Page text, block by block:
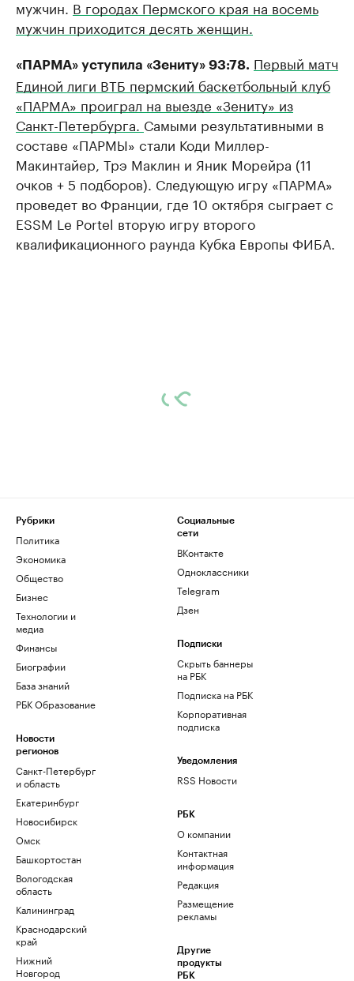
мужчин. В городах Пермского края на восемь
мужчин приходится десять женщин.
«ПАРМА» уступила «Зениту» 93:78. Первый матч
Единой лиги ВТБ пермский баскетбольный клуб
«ПАРМА» проиграл на выезде «Зениту» из
Санкт-Петербурга. Самыми результативными в
составе «ПАРМЫ» стали Коди Миллер-
Макинтайер, Трэ Маклин и Яник Морейра (11
очков + 5 подборов). Следующую игру «ПАРМА»
проведет во Франции, где 10 октября сыграет с
ESSM Le Portel вторую игру второго
квалификационного раунда Кубка Европы ФИБА.
Рубрики
Политика
Экономика
Общество
Бизнес
Технологии и
медиа
Финансы
Биографии
База знаний
РБК Образование
Новости
регионов
Санкт-Петербург
и область
Екатеринбург
Новосибирск
Омск
Башкортостан
Вологодская
область
Калининград
Краснодарский
край
Нижний
Новгород
Социальные
сети
ВКонтакте
Одноклассники
Telegram
Дзен
Подписки
Скрыть баннеры
на РБК
Подписка на РБК
Корпоративная
подписка
Уведомления
RSS Новости
РБК
О компании
Контактная
информация
Редакция
Размещение
рекламы
Другие
продукты
РБК